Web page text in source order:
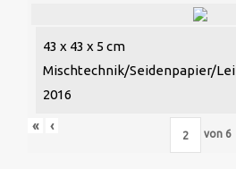
43 x 43 x 5 cm
Mischtechnik/Seidenpapier/
2016
« ‹
von 6